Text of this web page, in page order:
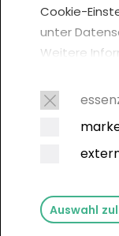
Cookie-
unter
Weitere
empfiehlt in
2019, von
Cookie-
Auswahl